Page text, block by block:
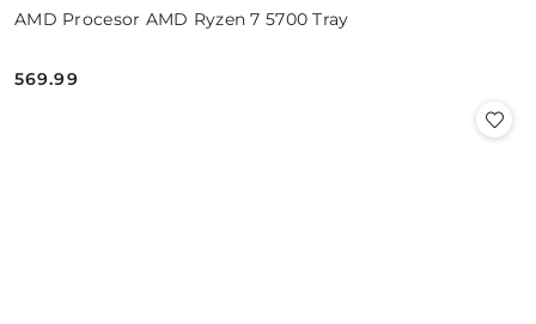
AMD Procesor AMD Ryzen 7 5700 Tray
Cena:
569.99